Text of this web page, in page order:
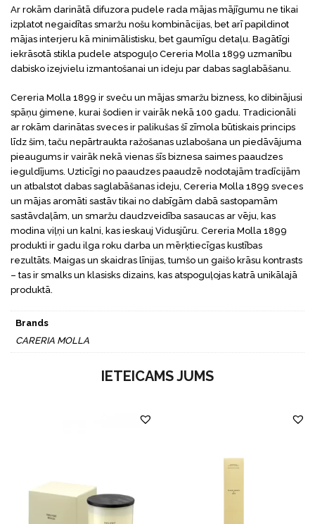
Ar rokām darinātā difuzora pudele rada mājas mājīgumu ne tikai
izplatot negaidītas smaržu nošu kombinācijas, bet arī papildinot
mājas interjeru kā minimālistisku, bet gaumīgu detaļu. Bagātīgi
iekrāsotā stikla pudele atspoguļo Cereria Molla 1899 uzmanību
dabisko izejvielu izmantošanai un ideju par dabas saglabāšanu.
Cereria Molla 1899 ir sveču un mājas smaržu bizness, ko dibinājusi
spāņu ģimene, kurai šodien ir vairāk nekā 100 gadu. Tradicionāli
ar rokām darinātas sveces ir palikušas šī zīmola būtiskais princips
līdz šim, taču nepārtraukta ražošanas uzlabošana un piedāvājuma
pieaugums ir vairāk nekā vienas šīs biznesa saimes paaudzes
ieguldījums. Uzticīgi no paaudzes paaudzē nodotajām tradīcijām
un atbalstot dabas saglabāšanas ideju, Cereria Molla 1899 sveces
un mājas aromāti sastāv tikai no dabīgām dabā sastopamām
sastāvdaļām, un smaržu daudzveidība sasaucas ar vēju, kas
modina viļņi un kalni, kas ieskauj Vidusjūru. Cereria Molla 1899
produkti ir gadu ilga roku darba un mērķtiecīgas kustības
rezultāts. Maigas un skaidras līnijas, tumšo un gaišo krāsu kontrasts
– tas ir smalks un klasisks dizains, kas atspoguļojas katrā unikālajā
produktā.
Brands
CARERIA MOLLA
IETEICAMS JUMS